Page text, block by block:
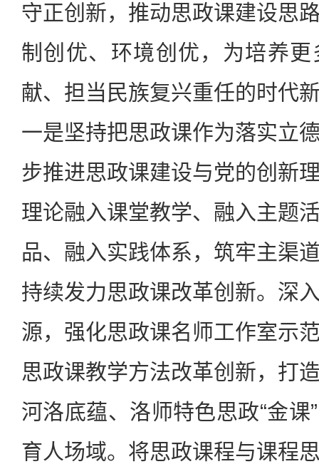
守正创新，推动思政课建设思
制创优、环境创优，为培养
献、担当民族复兴重任的时代
一是坚持把思政课作为落实立
步推进思政课建设与党的创新
理论融入课堂教学、融入主题
品、融入实践体系，筑牢主渠
持续发力思政课改革创新。深
源，强化思政课名师工作室示
思政课教学方法改革创新，打
河洛底蕴、洛师特色思政“金课
育人场域。将思政课程与课程